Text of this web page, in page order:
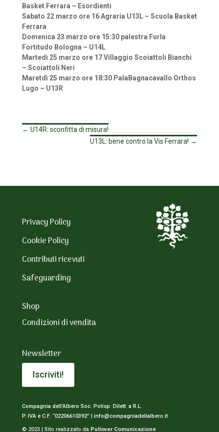
Basket Ferrara – Esordienti
Sabato 22 marzo ore 16 Agraria U13L – Scuola Basket
Ferrara
Domenica 23 marzo ore 15:30 palestra Furla
Fortitudo Bologna – U14L
Martedì 25 marzo ore 17 Villaggio Scoiattoli Bianchi
– Scoiattoli Neri
Maretdì 25 marzo ore 18:30 PalaBagnacavallo Orthos
Lugo – U13R
← U14R: sconfitta di misura!
U13L: bene contro la Vis Ferrara! →
Privacy Policy
Cookie Policy
Contributi ricevuti
Safeguarding
Shop
Condizioni di vendita
Newsletter
Iscriviti!
Compagnia dell’Albero Soc. Polisp. Dilett. a R.L.
P. IVA e C.F. “02206610392” | info@compagniadellalbero.it
© 2023 | Sito realizzato da Pullover Comunicazione